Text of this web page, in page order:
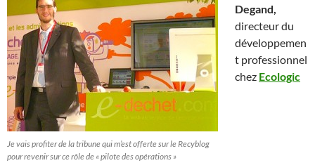
Je vais profiter de la tribune qui m’est offerte sur le Recyblog
pour revenir sur ce rôle de « pilote des opérations »
Degand,
directeur du
développemen
t professionnel
chez Ecologic